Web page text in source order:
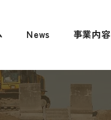
News 事業内容